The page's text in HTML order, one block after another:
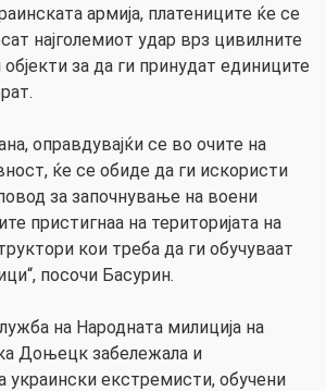
армија, платениците ќе се
најголемиот удар врз цивилните
за да ги принудат единиците
оправдувајќи се во очите на
ќе се обиде да ги искористи
за започнување на воени
пристигнаа на територијата на
кои треба да ги обучуваат
посочи Басурин.
на Народната милиција на
Доњецк забележала и
украински екстремисти, обучени